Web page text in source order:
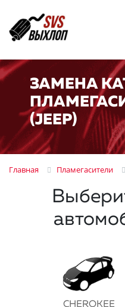
ЗАМЕНА
(JEEP)
Главная Пламегасители
CHEROKEE